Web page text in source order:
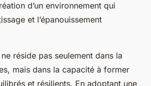
d’un environnement qui
et l’épanouissement
réside pas seulement dans la
mais dans la capacité à former
et résilients. En adoptant une